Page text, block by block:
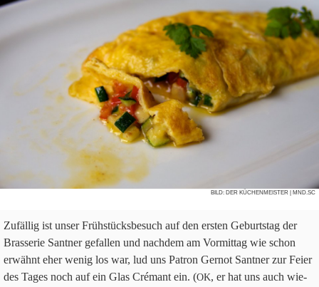
BILD: DER KÜCHENMEISTER | MND.SC
Zufäl­lig ist unser Früh­stücks­be­such auf den ersten Geburts­tag der
Bras­se­rie Sant­ner gefal­len und nach­dem am Vor­mit­tag wie schon
erwähnt eher wenig los war, lud uns Patron Ger­not Sant­ner zur Feier
des Tages noch auf ein Glas Cré­mant ein. (OK, er hat uns auch wie­